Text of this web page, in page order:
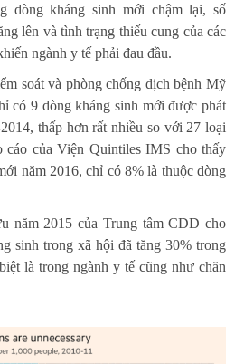
dòng kháng sinh mới chậm lại, số
lên và tình trạng thiếu cung của các
ngành y tế phải đau đầu.
soát và phòng chống dịch bệnh Mỹ
có 9 dòng kháng sinh mới được phát
thấp hơn rất nhiều so với 27 loại
cáo của Viện Quintiles IMS cho thấy
năm 2016, chỉ có 8% là thuộc dòng
năm 2015 của Trung tâm CDD cho
sinh trong xã hội đã tăng 30% trong
là trong ngành y tế cũng như chăn